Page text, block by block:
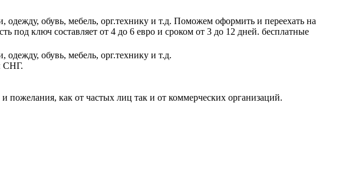
обувь, мебель, орг.технику и т.д. Поможем оформить и переехать на
ключ составляет от 4 до 6 евро и сроком от 3 до 12 дней. бесплатные
обувь, мебель, орг.технику и т.д.
СНГ.
как от частых лиц так и от коммерческих организаций.